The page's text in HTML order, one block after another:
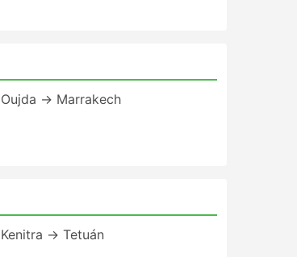
Oujda → Marrakech
Kenitra → Tetuán